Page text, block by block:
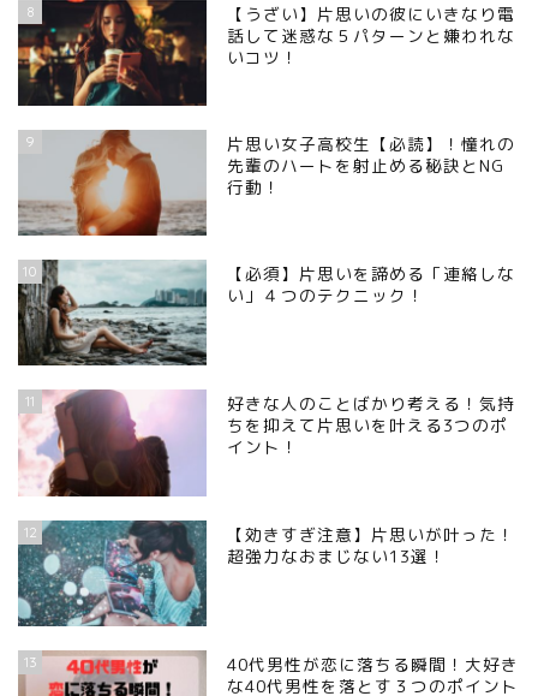
8
【うざい】片思いの彼にいきなり電
話して迷惑な５パターンと嫌われな
いコツ！
9
片思い女子高校生【必読】！憧れの
先輩のハートを射止める秘訣とNG
行動！
10
【必須】片思いを諦める「連絡しな
い」４つのテクニック！
11
好きな人のことばかり考える！気持
ちを抑えて片思いを叶える3つのポ
イント！
12
【効きすぎ注意】片思いが叶った！
超強力なおまじない13選！
13
40代男性が恋に落ちる瞬間！大好き
な40代男性を落とす３つのポイント